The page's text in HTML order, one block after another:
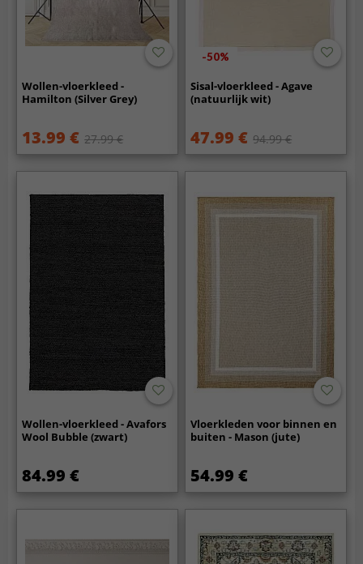
Wollen-vloerkleed -
Hamilton (Silver Grey)
13.99 € 27.99 €
-50%
Sisal-vloerkleed - Agave
(natuurlijk wit)
47.99 € 94.99 €
Wollen-vloerkleed - Avafors
Wool Bubble (zwart)
84.99 €
Vloerkleden voor binnen en
buiten - Mason (jute)
54.99 €